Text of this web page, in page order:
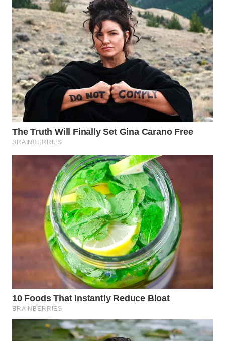
WAHANA
KONSUMEN
WAHANA
LISTRIK
WAHANA
TRAVEL
WAHANA
TV
WAHANANEWS
WAHANANEWS
CO ID
WAHANANEWS
NET
WAHANA
WAHANA
UMKM